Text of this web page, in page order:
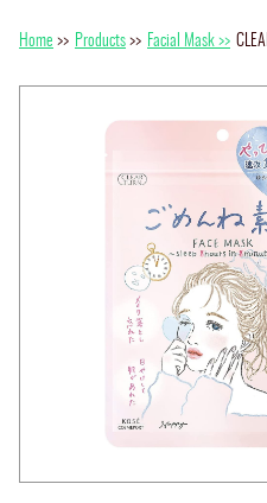
Home >> Products >> Facial Mask >>